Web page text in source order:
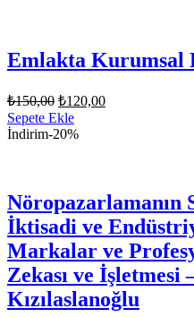
Emlakta Kurumsal
₺150,00 Orijinal
fiyat:
₺150,00.
₺120,00Şu
Sepete Ekle
İndirim-20%
Nöropazarlamanın
İktisadi ve
Markalar ve
Zekası ve İşletmesi
Kızılaslanoğlu